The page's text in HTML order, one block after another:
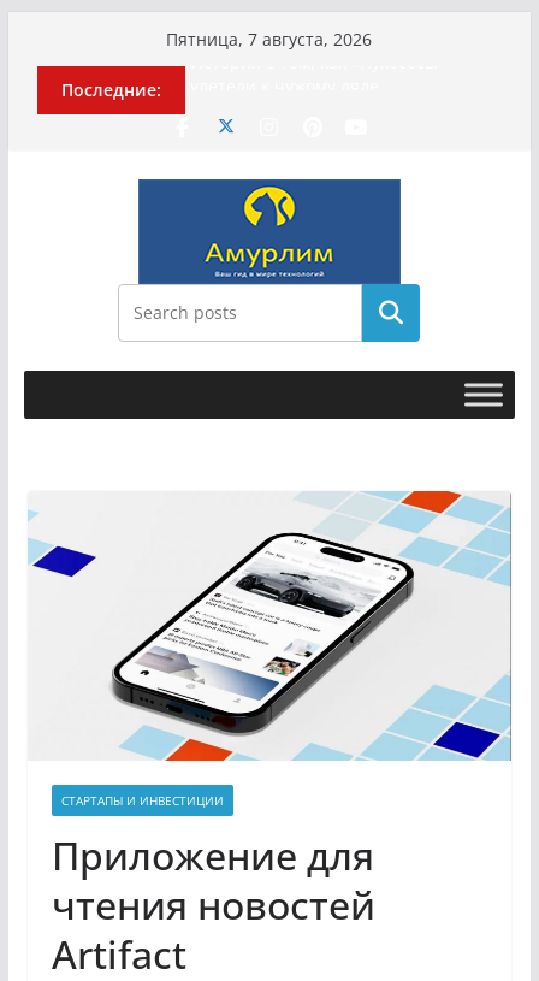
содержимому
Пятница, 7 августа, 2026
Последние:
Эхо турецкой трагедии: почему
МотоТани?
Гусейна Гасанова заочно
приговорили к четырём годам
Илью Ремесло задержали по делу о
фейках о российской армии
Новые криминальные хроники
связали Диану Шурыгину и Настю
Холод
Поиск
СТАРТАПЫ И ИНВЕСТИЦИИ
Приложение для
чтения новостей
Artifact